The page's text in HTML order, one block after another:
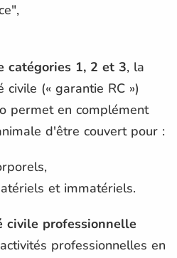
catégories 1, 2 et 3, la
(« garantie RC »)
permet en complément
d'être couvert pour :
et immatériels.
civile professionnelle
professionnelles en